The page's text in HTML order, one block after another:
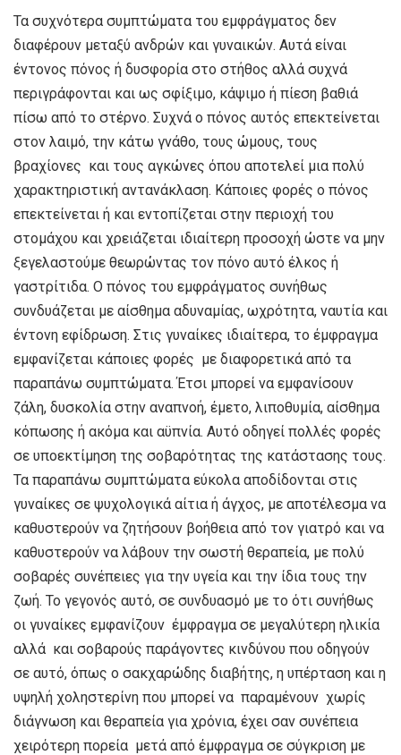
Τα συχνότερα συμπτώματα του εμφράγματος δεν
διαφέρουν μεταξύ ανδρών και γυναικών. Αυτά είναι
έντονος πόνος ή δυσφορία στο στήθος αλλά συχνά
περιγράφονται και ως σφίξιμο, κάψιμο ή πίεση βαθιά
πίσω από το στέρνο. Συχνά ο πόνος αυτός επεκτείνεται
στον λαιμό, την κάτω γνάθο, τους ώμους, τους
βραχίονες και τους αγκώνες όπου αποτελεί μια πολύ
χαρακτηριστική αντανάκλαση. Κάποιες φορές ο πόνος
επεκτείνεται ή και εντοπίζεται στην περιοχή του
στομάχου και χρειάζεται ιδιαίτερη προσοχή ώστε να μην
ξεγελαστούμε θεωρώντας τον πόνο αυτό έλκος ή
γαστρίτιδα. Ο πόνος του εμφράγματος συνήθως
συνδυάζεται με αίσθημα αδυναμίας, ωχρότητα, ναυτία και
έντονη εφίδρωση. Στις γυναίκες ιδιαίτερα, το έμφραγμα
εμφανίζεται κάποιες φορές με διαφορετικά από τα
παραπάνω συμπτώματα. Έτσι μπορεί να εμφανίσουν
ζάλη, δυσκολία στην αναπνοή, έμετο, λιποθυμία, αίσθημα
κόπωσης ή ακόμα και αϋπνία. Αυτό οδηγεί πολλές φορές
σε υποεκτίμηση της σοβαρότητας της κατάστασης τους.
Τα παραπάνω συμπτώματα εύκολα αποδίδονται στις
γυναίκες σε ψυχολογικά αίτια ή άγχος, με αποτέλεσμα να
καθυστερούν να ζητήσουν βοήθεια από τον γιατρό και να
καθυστερούν να λάβουν την σωστή θεραπεία, με πολύ
σοβαρές συνέπειες για την υγεία και την ίδια τους την
ζωή. Το γεγονός αυτό, σε συνδυασμό με το ότι συνήθως
οι γυναίκες εμφανίζουν έμφραγμα σε μεγαλύτερη ηλικία
αλλά και σοβαρούς παράγοντες κινδύνου που οδηγούν
σε αυτό, όπως ο σακχαρώδης διαβήτης, η υπέρταση και η
υψηλή χοληστερίνη που μπορεί να παραμένουν χωρίς
διάγνωση και θεραπεία για χρόνια, έχει σαν συνέπεια
χειρότερη πορεία μετά από έμφραγμα σε σύγκριση με